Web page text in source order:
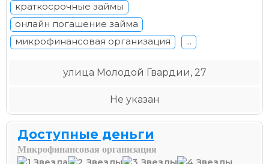
краткосрочные займы
онлайн погашение займа
микрофинансовая организация
...
улица Молодой Гвардии, 27
Не указан
Доступные деньги
Микрофинансовая организация